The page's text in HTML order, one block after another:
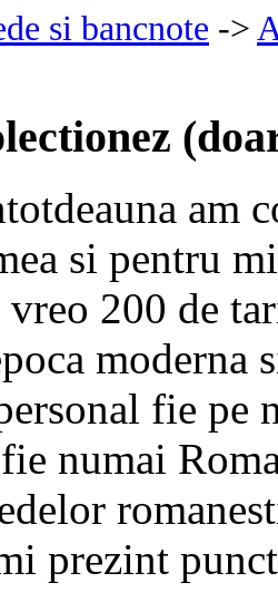
si bancnote ->
am
si pentru
200 de
moderna
fie pe
numai
prezint